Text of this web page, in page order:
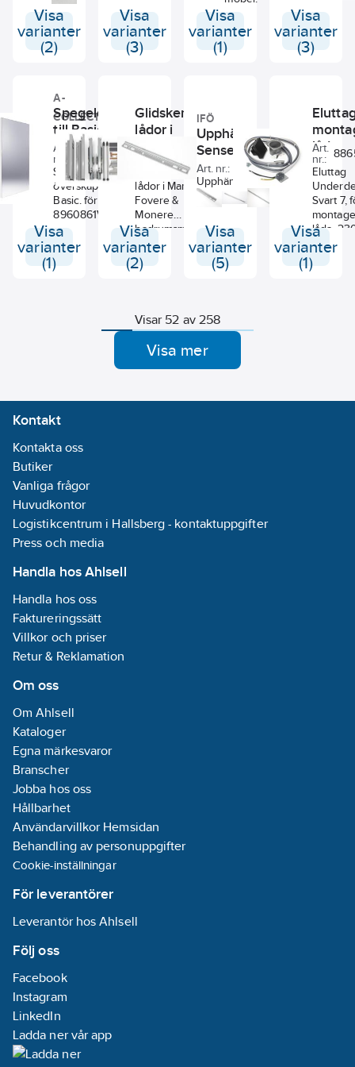
Visa
varianter
(2)
Visa
varianter
(3)
Visa
varianter
(1)
Visa
varianter
(3)
A-
COLLECTION
Spegeldörr
till Basic
möbler, a-
collection
Art.
nr.:
19038420
Spegeldörr till
överskåp
Basic. för
8960861V
Visa
varianter
(1)
Glidskena till
lådor i
Manere,
Monere,
Fovere
möbler, a-
collection
Art.
nr.:
19037618
Glidskena till
lådor i Manere,
Fovere &
Monere
badrumsmöbler.
Visa
varianter
(2)
IFÖ
Upphängningsskena
Sense, Ifö
Art. nr.:
8980675
Upphängningsskena för
underskåp Sense möbler
tillverkade innan år 2013.
Visa
varianter
(5)
låda,
Art.
nr.:
Eluttag
Svart 7,
låda.
IP44.
Visa
varianter
(1)
Visar 52 av 258
Visa mer
Kontakt
Kontakta oss
Butiker
Vanliga frågor
Huvudkontor
Logistikcentrum i Hallsberg - kontaktuppgifter
Press och media
Handla hos Ahlsell
Handla hos oss
Faktureringssätt
Villkor och priser
Retur & Reklamation
Om oss
Om Ahlsell
Kataloger
Egna märkesvaror
Branscher
Jobba hos oss
Hållbarhet
Användarvillkor Hemsidan
Behandling av personuppgifter
Cookie-inställningar
För leverantörer
Leverantör hos Ahlsell
Följ oss
Facebook
Instagram
LinkedIn
Ladda ner vår app